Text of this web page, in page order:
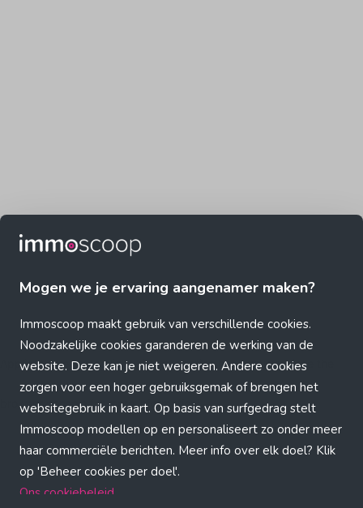
Mogen we je ervaring aangenamer maken?
Immoscoop maakt gebruik van verschillende cookies.
Noodzakelijke cookies garanderen de werking van de
website. Deze kan je niet weigeren. Andere cookies
zorgen voor een hoger gebruiksgemak of brengen het
websitegebruik in kaart. Op basis van surfgedrag stelt
Immoscoop modellen op en personaliseert zo onder meer
haar commerciële berichten. Meer info over elk doel? Klik
op 'Beheer cookies per doel'.
Ons cookiebeleid
Application error: a client-side exception has occurred (see the
browser console for more information)